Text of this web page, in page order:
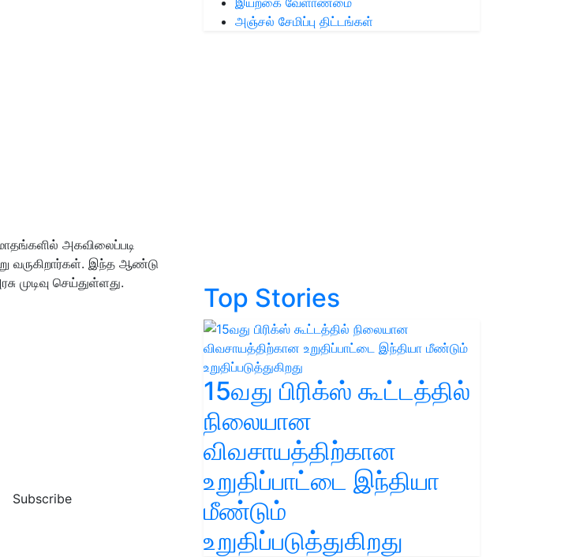
Subscribe
அகவிலைப்படி
வருகிறார்கள். இந்த ஆண்டு
முடிவு செய்துள்ளது.
அஞ்சல் சேமிப்பு திட்டங்கள்
Top Stories
15வது பிரிக்ஸ் கூட்டத்தில்
நிலையான
விவசாயத்திற்கான
உறுதிப்பாட்டை இந்தியா
மீண்டும்
உறுதிப்படுத்துகிறது